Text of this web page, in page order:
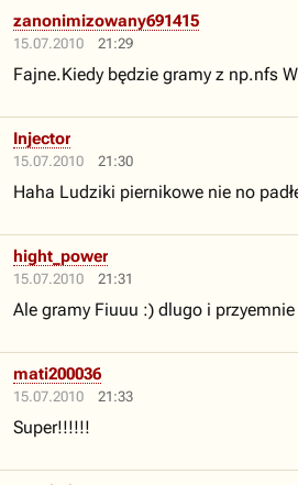
15.07.2010 21:29
zanonimizowany691415
Fajne.Kiedy będzie gramy z np.nfs
15.07.2010 21:30
Injector
Haha Ludziki piernikowe nie no
15.07.2010 21:31
hight_power
Ale gramy Fiuuu :) dlugo i
15.07.2010 21:33
mati200036
Super!!!!!!